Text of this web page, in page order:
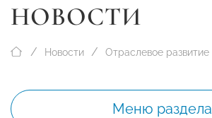
НОВОСТИ
Новости Отраслевое развитие
Меню раздела